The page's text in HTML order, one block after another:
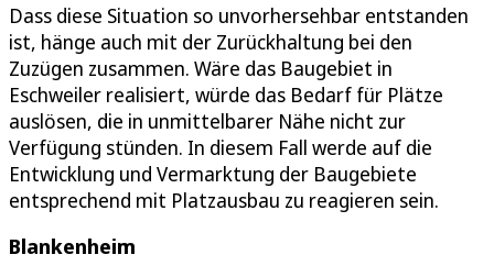
Dass diese Situation so unvorhersehbar entstanden
ist, hänge auch mit der Zurückhaltung bei den
Zuzügen zusammen. Wäre das Baugebiet in
Eschweiler realisiert, würde das Bedarf für Plätze
auslösen, die in unmittelbarer Nähe nicht zur
Verfügung stünden. In diesem Fall werde auf die
Entwicklung und Vermarktung der Baugebiete
entsprechend mit Platzausbau zu reagieren sein.
Blankenheim